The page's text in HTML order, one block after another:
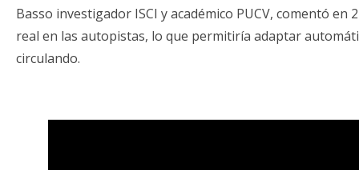
Basso investigador ISCI y académico PUCV, comentó
real en las autopistas, lo que permitiría adaptar
circulando.